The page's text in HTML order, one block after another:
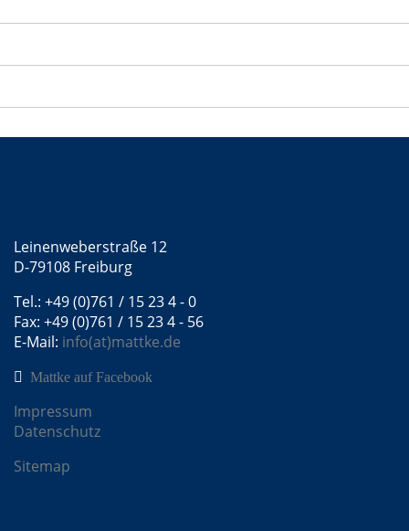
Leinenweberstraße 12
D-79108 Freiburg
Tel.: +49 (0)761 / 15 23 4 - 0
Fax: +49 (0)761 / 15 23 4 - 56
E-Mail: info(at)mattke.de
Mattke auf Facebook
Impressum
Datenschutz
Sitemap